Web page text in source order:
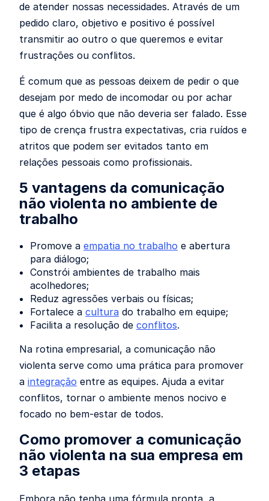
de atender nossas necessidades. Através de um
pedido claro, objetivo e positivo é possível
transmitir ao outro o que queremos e evitar
frustrações ou conflitos.
É comum que as pessoas deixem de pedir o que
desejam por medo de incomodar ou por achar
que é algo óbvio que não deveria ser falado. Esse
tipo de crença frustra expectativas, cria ruídos e
atritos que podem ser evitados tanto em
relações pessoais como profissionais.
5 vantagens da comunicação
não violenta no ambiente de
trabalho
Promove a empatia no trabalho e abertura
para diálogo;
Constrói ambientes de trabalho mais
acolhedores;
Reduz agressões verbais ou físicas;
Fortalece a cultura do trabalho em equipe;
Facilita a resolução de conflitos.
Na rotina empresarial, a comunicação não
violenta serve como uma prática para promover
a integração entre as equipes. Ajuda a evitar
conflitos, tornar o ambiente menos nocivo e
focado no bem-estar de todos.
Como promover a comunicação
não violenta na sua empresa em
3 etapas